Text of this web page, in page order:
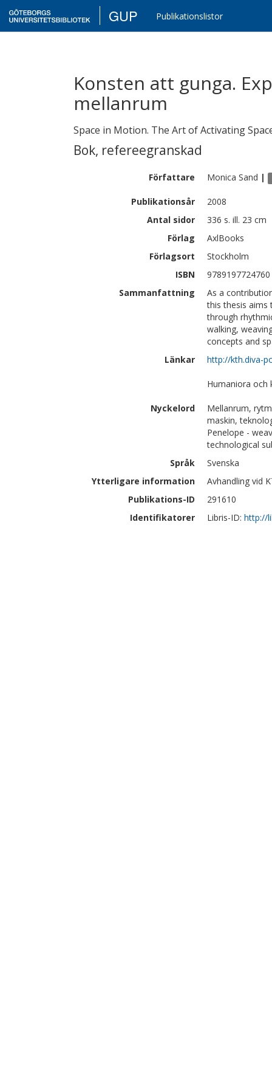
GUP Publikationslistor
Konsten att gunga.
mellanrum
Space in Motion. The Art of Activating
Bok, refereegranskad
Författare Monica Sand |
Publikationsår
2008
Antal sidor
336 s. ill. 23 cm
Förlag
AxlBooks
Förlagsort
Stockholm
ISBN
9789197724760
Sammanfattning
As a
this thesis aims
through
walking,
concepts and
Länkar
http://kth.diva-
Humaniora
Nyckelord
Mellanrum,
maskin,
Penelope -
technological
Språk
Svenska
Ytterligare information
Avhandling vid
Publikations-ID
291610
Identifikatorer
Libris-ID: http://